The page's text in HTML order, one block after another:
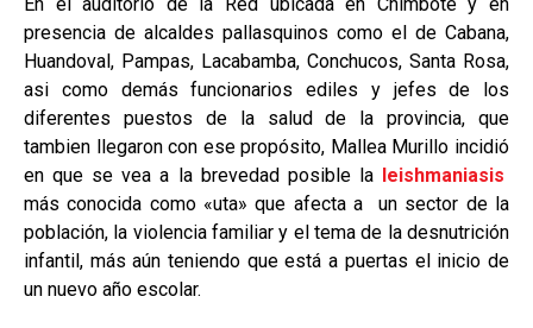
presencia de alcaldes pallasquinos como el de Cabana,
Huandoval, Pampas, Lacabamba, Conchucos, Santa Rosa,
asi como demás funcionarios ediles y jefes de los
diferentes puestos de la salud de la provincia, que
tambien llegaron con ese propósito, Mallea Murillo incidió
en que se vea a la brevedad posible la leishmaniasis
más conocida como «uta» que afecta a un sector de la
población, la violencia familiar y el tema de la desnutrición
infantil, más aún teniendo que está a puertas el inicio de
un nuevo año escolar.